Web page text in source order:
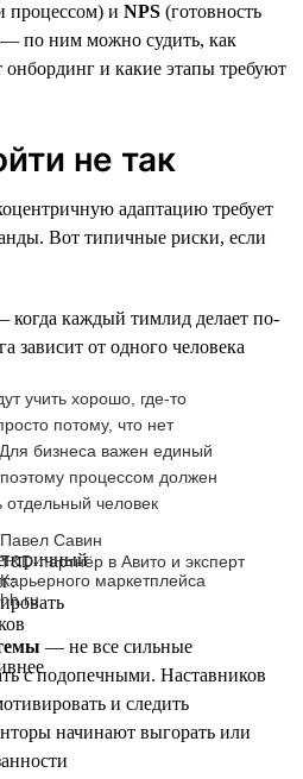
процессом) и NPS (готовность
по ним можно судить, как
и какие этапы требуют
не так
адаптацию требует
Вот типичные риски, если
когда каждый тимлид делает по-
зависит от одного человека
учить хорошо, где-то
потому, что нет
бизнеса важен единый
поэтому процессом должен
отдельный человек
Павел Савин
T&D-партнёр в Авито и эксперт
Карьерного маркетплейса
hh.ru
— не все сильные
с подопечными. Наставников
и следить
начинают выгорать или